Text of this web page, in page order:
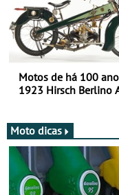
Motos de há 100
1923 Hirsch Berlino
Moto dicas